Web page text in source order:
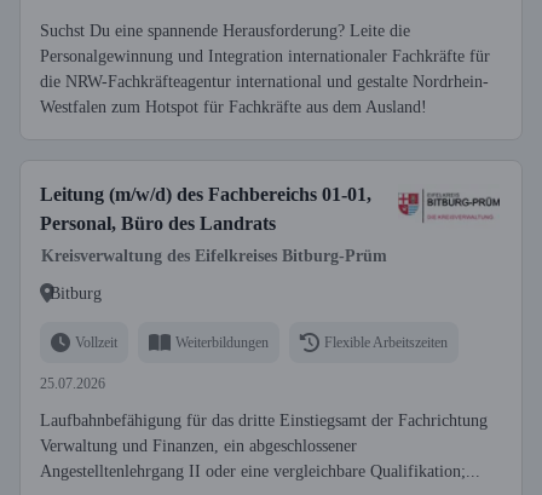
Suchst Du eine spannende Herausforderung? Leite die
Personalgewinnung und Integration internationaler Fachkräfte für
die NRW-Fachkräfteagentur international und gestalte Nordrhein-
Westfalen zum Hotspot für Fachkräfte aus dem Ausland!
Leitung (m/w/d) des Fachbereichs 01-01,
Personal, Büro des Landrats
Kreisverwaltung des Eifelkreises Bitburg-Prüm
Bitburg
Vollzeit Weiterbildungen Flexible Arbeitszeiten
25.07.2026
Laufbahnbefähigung für das dritte Einstiegsamt der Fachrichtung
Verwaltung und Finanzen, ein abgeschlossener
Angestelltenlehrgang II oder eine vergleichbare Qualifikation;...